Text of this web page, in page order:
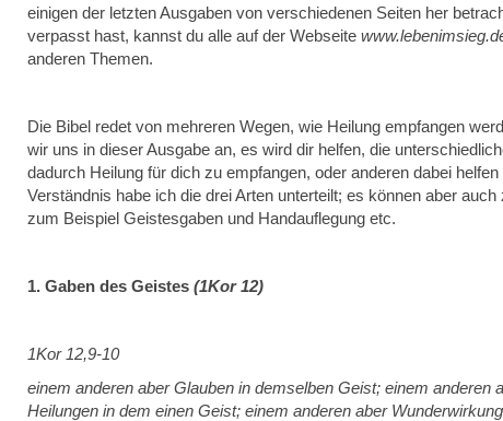
einigen der letzten Ausgaben von verschiedenen Seiten her
verpasst hast, kannst du alle auf der Webseite
anderen Themen.
Die Bibel redet von mehreren Wegen, wie Heilung empfangen
wir uns in dieser Ausgabe an, es wird dir helfen, die
dadurch Heilung für dich zu empfangen, oder anderen dabei
Verständnis habe ich die drei Arten unterteilt; es können aber
zum Beispiel Geistesgaben und Handauflegung etc.
1. Gaben des Geistes (1Kor 12)
1Kor 12,9-10
einem anderen aber Glauben in demselben Geist; einem anderen
Heilungen in dem einen Geist; einem anderen aber